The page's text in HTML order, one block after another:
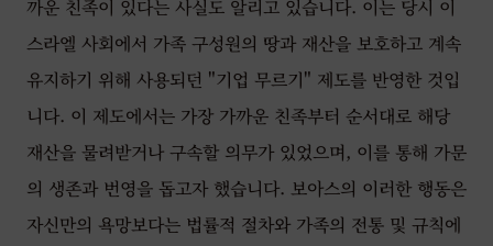
까운 친족이 있다는 사실도 알리고 있습니다. 이는 당시 이
스라엘 사회에서 가족 구성원의 땅과 재산을 보호하고 계속
유지하기 위해 사용되던 "기업 무르기" 제도를 반영한 것입
니다. 이 제도에서는 가장 가까운 친족부터 순서대로 해당
재산을 물려받거나 구속할 의무가 있었으며, 이를 통해 가문
의 생존과 번영을 돕고자 했습니다. 보아스의 이러한 행동은
자신만의 욕망보다는 법률적 절차와 가족의 전통 및 규칙에